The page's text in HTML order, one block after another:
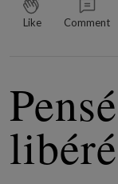
Like Comment